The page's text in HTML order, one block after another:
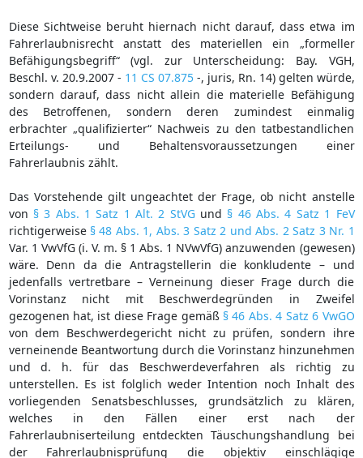
Diese Sichtweise beruht hiernach nicht darauf, dass etwa im
Fahrerlaubnisrecht anstatt des materiellen ein „formeller
Befähigungsbegriff“ (vgl. zur Unterscheidung: Bay. VGH,
Beschl. v. 20.9.2007 - 11 CS 07.875-, juris, Rn. 14) gelten würde,
sondern darauf, dass nicht allein die materielle Befähigung
des Betroffenen, sondern deren zumindest einmalig
erbrachter „qualifizierter“ Nachweis zu den tatbestandlichen
Erteilungs- und Behaltensvoraussetzungen einer
Fahrerlaubnis zählt.
Das Vorstehende gilt ungeachtet der Frage, ob nicht anstelle
von § 3 Abs. 1 Satz 1 Alt. 2 StVGund § 46 Abs. 4 Satz 1 FeV
richtigerweise § 48 Abs. 1, Abs. 3 Satz 2 und Abs. 2 Satz 3 Nr. 1
Var. 1 VwVfG (i. V. m. § 1 Abs. 1 NVwVfG) anzuwenden (gewesen)
wäre. Denn da die Antragstellerin die konkludente – und
jedenfalls vertretbare – Verneinung dieser Frage durch die
Vorinstanz nicht mit Beschwerdegründen in Zweifel
gezogenen hat, ist diese Frage gemäß § 46 Abs. 4 Satz 6 VwGO
von dem Beschwerdegericht nicht zu prüfen, sondern ihre
verneinende Beantwortung durch die Vorinstanz hinzunehmen
und d. h. für das Beschwerdeverfahren als richtig zu
unterstellen. Es ist folglich weder Intention noch Inhalt des
vorliegenden Senatsbeschlusses, grundsätzlich zu klären,
welches in den Fällen einer erst nach der
Fahrerlaubniserteilung entdeckten Täuschungshandlung bei
der Fahrerlaubnisprüfung die objektiv einschlägige